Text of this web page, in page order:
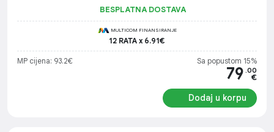
BESPLATNA DOSTAVA
MULTICOM FINANSIRANJE
12 RATA x 6.91€
MP cijena: 93.2€ Sa popustom 15%
79 .00
€
Dodaj u korpu